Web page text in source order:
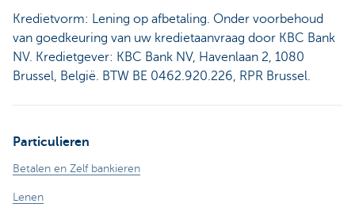
Kredietvorm: Lening op afbetaling. Onder voorbehoud
van goedkeuring van uw kredietaanvraag door KBC Bank
NV. Kredietgever: KBC Bank NV, Havenlaan 2, 1080
Brussel, België. BTW BE 0462.920.226, RPR Brussel.
Particulieren
Betalen en Zelf bankieren
Lenen